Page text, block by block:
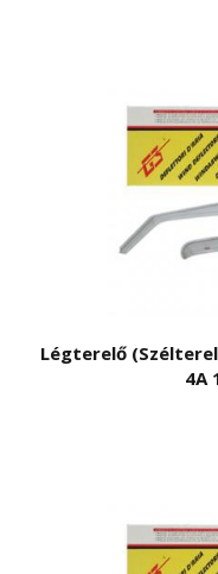
Légterelő
4A